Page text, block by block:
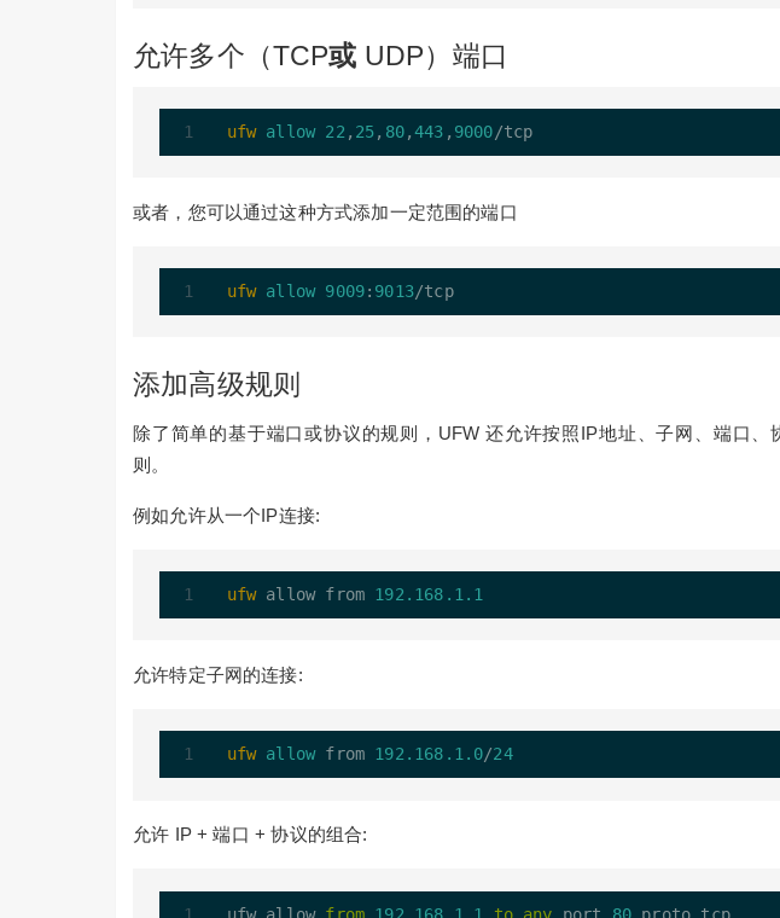
允许多个（TCP或 UDP）端口
ufw allow 22 , 25, 80,443 , 9000
或者，您可以通过这种方式添加一定范围的端口
ufw allow 9009: 9013 /tcp
添加高级规则
除了简单的基于端口或协议的规则，UFW 还允许按照IP地址、子网、端口、
则。
例如允许从一个IP连接:
ufw allow from 192.168.1.1
允许特定子网的连接:
ufw allow from 192.168.1.0/24
允许 IP + 端口 + 协议的组合:
ufw allow from 192.168 .1 .1 to any port 80 proto tcp